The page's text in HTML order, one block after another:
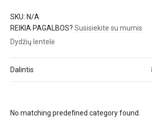
SKU: N/A
REIKIA PAGALBOS? Susisiekite su mumis
Dydžių lentelė
Dalintis
No matching predefined category found.